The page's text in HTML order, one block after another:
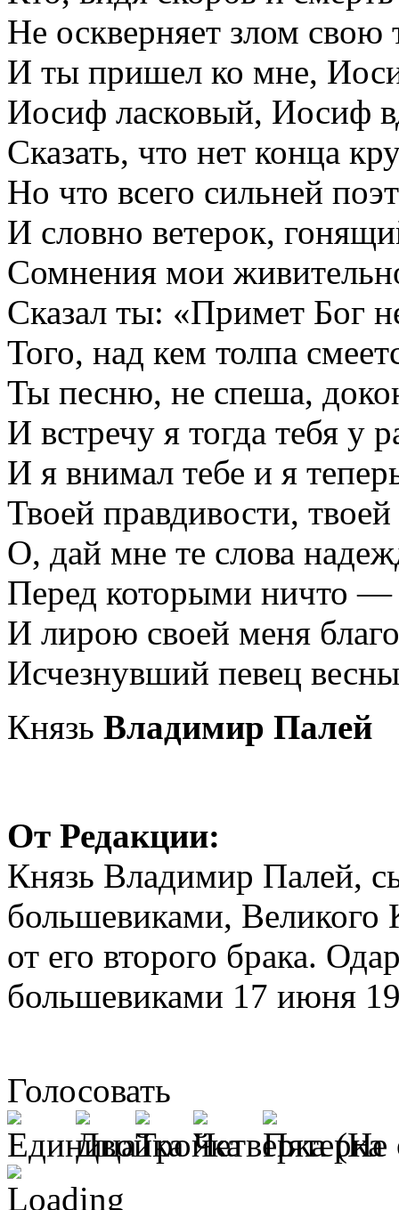
Не оскверняет злом
И ты пришел ко мне,
Иосиф ласковый, Иосиф
Сказать, что нет конца
Но что всего сильней
И словно ветерок,
Сомнения мои
Сказал ты: «Примет Бог
Того, над кем толпа
Ты песню, не спеша,
И встречу я тогда тебя у
И я внимал тебе и я
Твоей правдивости,
О, дай мне те слова
Перед которыми ничто —
И лирою своей меня
Исчезнувший певец
Князь Владимир Палей
От Редакции:
Князь Владимир Палей,
большевиками, Великого
от его второго брака.
большевиками 17 июня
Голосовать
(Не